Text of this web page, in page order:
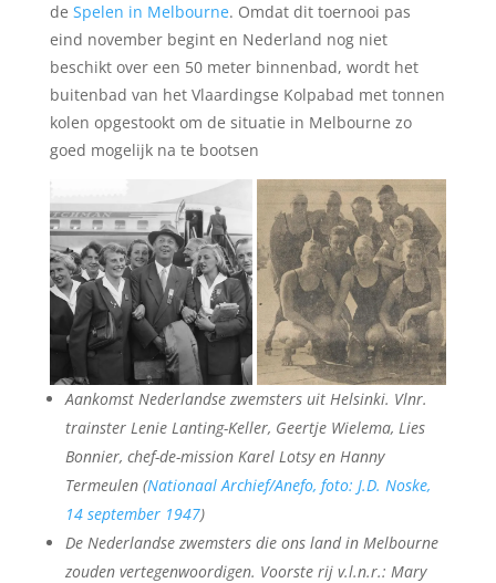
de Spelen in Melbourne. Omdat dit toernooi pas
eind november begint en Nederland nog niet
beschikt over een 50 meter binnenbad, wordt het
buitenbad van het Vlaardingse Kolpabad met tonnen
kolen opgestookt om de situatie in Melbourne zo
goed mogelijk na te bootsen
Aankomst Nederlandse zwemsters uit Helsinki. Vlnr.
trainster Lenie Lanting-Keller, Geertje Wielema, Lies
Bonnier, chef-de-mission Karel Lotsy en Hanny
Termeulen (Nationaal Archief/Anefo, foto: J.D. Noske,
14 september 1947)
De Nederlandse zwemsters die ons land in Melbourne
zouden vertegenwoordigen. Voorste rij v.l.n.r.: Mary